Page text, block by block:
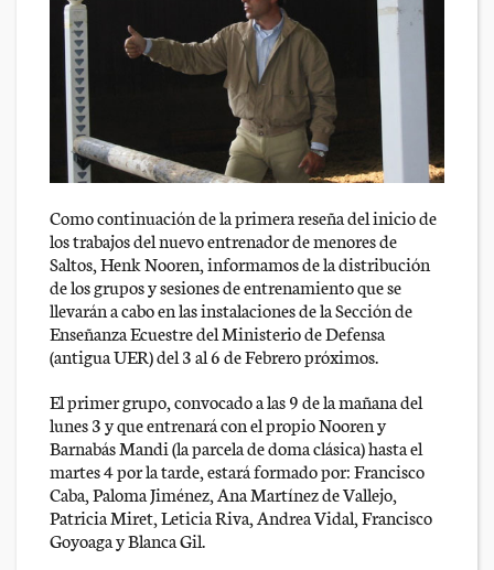
Como continuación de la primera reseña del inicio de
los trabajos del nuevo entrenador de menores de
Saltos, Henk Nooren, informamos de la distribución
de los grupos y sesiones de entrenamiento que se
llevarán a cabo en las instalaciones de la Sección de
Enseñanza Ecuestre del Ministerio de Defensa
(antigua UER) del 3 al 6 de Febrero próximos.
El primer grupo, convocado a las 9 de la mañana del
lunes 3 y que entrenará con el propio Nooren y
Barnabás Mandi (la parcela de doma clásica) hasta el
martes 4 por la tarde, estará formado por: Francisco
Caba, Paloma Jiménez, Ana Martínez de Vallejo,
Patricia Miret, Leticia Riva, Andrea Vidal, Francisco
Goyoaga y Blanca Gil.